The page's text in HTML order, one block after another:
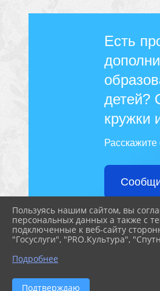
Есть
детей?
кружки
Расскажите
Пользуясь нашим сайтом, вы
персональных данных а также с
подключенные к веб-сайту
"Госуслуги", "PRO.Культура",
Подробнее
Подтверждаю